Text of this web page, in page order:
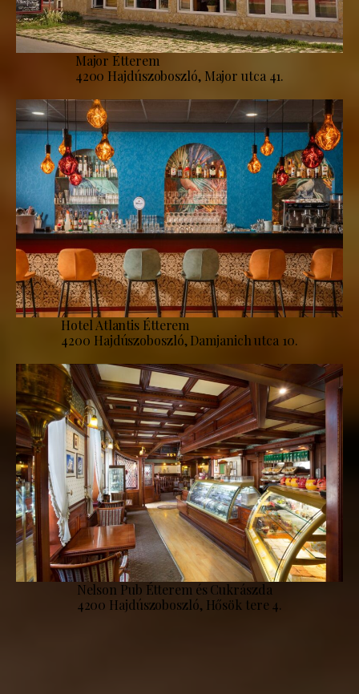
Major Étterem
4200 Hajdúszoboszló, Major utca 41.
Hotel Atlantis Étterem
4200 Hajdúszoboszló, Damjanich utca 10.
Nelson Pub Étterem és Cukrászda
4200 Hajdúszoboszló, Hősök tere 4.